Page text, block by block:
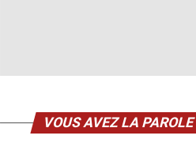
VOUS AVEZ LA PAROLE